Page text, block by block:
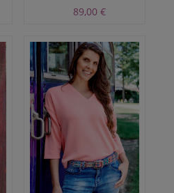
89,00 €